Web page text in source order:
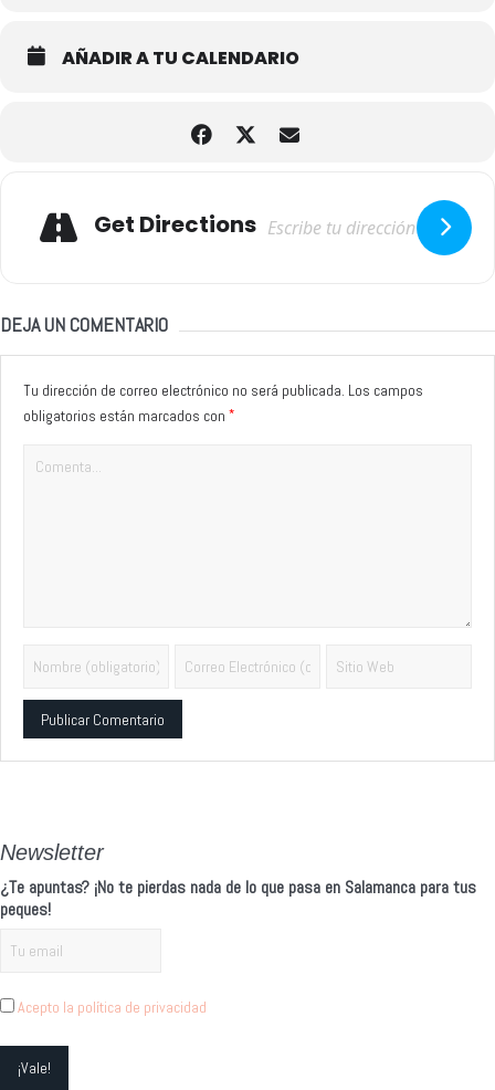
AÑADIR A TU CALENDARIO
Get Directions
DEJA UN COMENTARIO
Tu dirección de correo electrónico no será publicada. Los campos
obligatorios están marcados con *
Newsletter
¿Te apuntas? ¡No te pierdas nada de lo que pasa en Salamanca para tus
peques!
Acepto la política de privacidad